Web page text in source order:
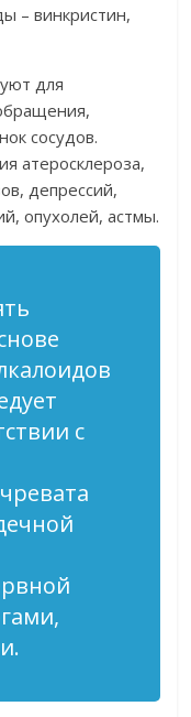
– винкристин,
для
сосудов.
атеросклероза,
депрессий,
опухолей, астмы.
с